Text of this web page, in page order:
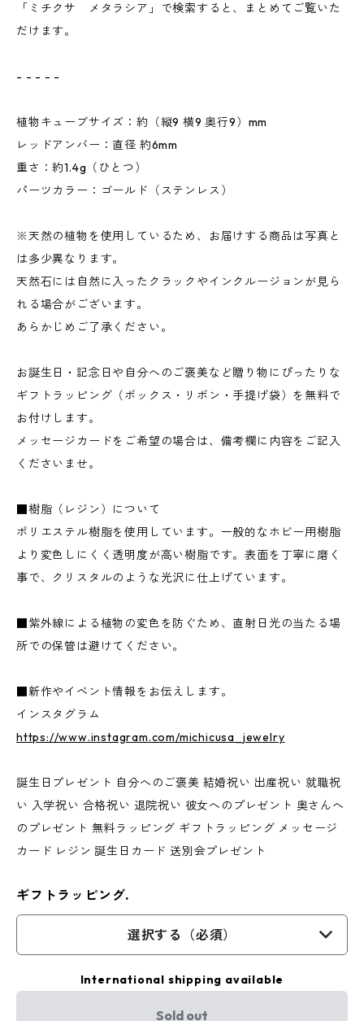
「ミチクサ メタラシア」で検索すると、まとめてご覧いた
だけます。
- - - - -
植物キューブサイズ：約（縦9 横9 奥行9）mm
レッドアンバー：直径 約6mm
重さ：約1.4g（ひとつ）
パーツカラー：ゴールド（ステンレス）
※天然の植物を使用しているため、お届けする商品は写真と
は多少異なります。
天然石には自然に入ったクラックやインクルージョンが見ら
れる場合がございます。
あらかじめご了承ください。
お誕生日・記念日や自分へのご褒美など贈り物にぴったりな
ギフトラッピング（ボックス・リボン・手提げ袋）を無料で
お付けします。
メッセージカードをご希望の場合は、備考欄に内容をご記入
くださいませ。
■樹脂（レジン）について
ポリエステル樹脂を使用しています。一般的なホビー用樹脂
より変色しにくく透明度が高い樹脂です。表面を丁寧に磨く
事で、クリスタルのような光沢に仕上げています。
■紫外線による植物の変色を防ぐため、直射日光の当たる場
所での保管は避けてください。
■新作やイベント情報をお伝えします。
インスタグラム
https://www.instagram.com/michicusa_jewelry
誕生日プレゼント 自分へのご褒美 結婚祝い 出産祝い 就職祝
い 入学祝い 合格祝い 退院祝い 彼女へのプレゼント 奥さんへ
のプレゼント 無料ラッピング ギフトラッピング メッセージ
カード レジン 誕生日カード 送別会プレゼント
ギフトラッピング.
選択する（必須）
International shipping available
Sold out